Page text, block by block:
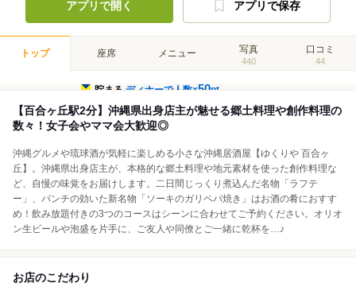
アプリで開く アプリで保存
トップ 座席 メニュー 写真
440
口コミ
44
貯まるディナーで人数×50pt
【百合ヶ丘駅2分】沖縄県出身店主が魅せる郷土料理や創作料理の
数々！女子会やママ会大歓迎◎
沖縄グルメや琉球酒が気軽に楽しめる小さな沖縄居酒屋【ゆくりや 百合ヶ
丘】。沖縄県出身店主が、本格的な郷土料理や地元素材を使った創作料理な
ど、自慢の味覚をお届けします。二日間じっくり煮込んだ名物「ラフテ
ー」、パンチの効いた新名物「ソーキのガリペパ焼き」はお酒の肴におすす
め！飲み放題付きの3つのコースはシーンに合わせてご予約ください。オリオ
ン生ビールや泡盛を片手に、ご友人や同僚とご一緒に乾杯を…♪
お店のこだわり